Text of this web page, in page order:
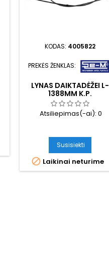
KODAS: 4005822
PREKĖS ŽENKLAS:
LYNAS DAIKTADĖŽEI L-
1388MM K.P.
Atsiliepimas(-ai): 0
Susisiekti
 Laikinai neturime